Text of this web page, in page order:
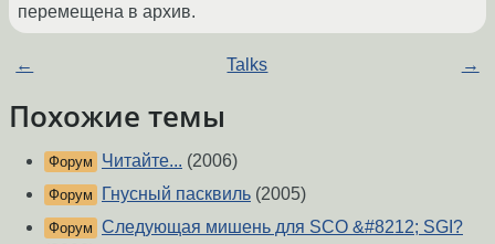
перемещена в архив.
← Talks →
Похожие темы
Форум Читайте... (2006)
Форум Гнусный пасквиль (2005)
Форум Следующая мишень для SCO &#8212; SGI?